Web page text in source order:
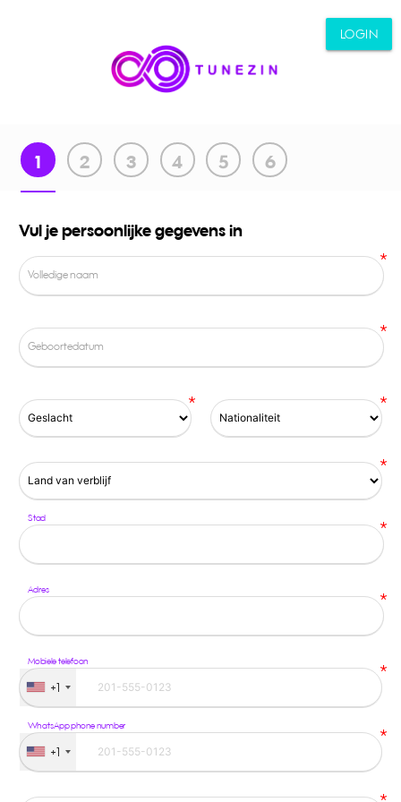
LOGIN
1 2 3 4 5 6
Vul je persoonlijke gegevens in
*
Volledige naam
*
Geboortedatum
* *
*
*
Stad
*
Adres
*
+1
Mobiele telefoon
*
+1
WhatsApp phone number